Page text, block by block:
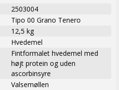
2503004
Tipo 00 Grano Tenero
12,5 kg
Hvedemel
Fintformalet hvedemel med
højt protein og uden
ascorbinsyre
Valsemøllen